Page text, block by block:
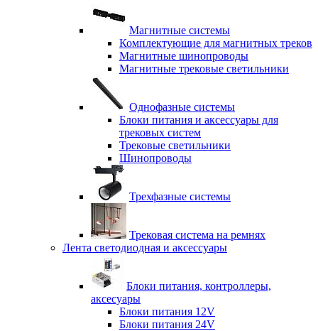
Магнитные системы
Комплектующие для магнитных треков
Магнитные шинопроводы
Магнитные трековые светильники
Однофазные системы
Блоки питания и аксессуары для
трековых систем
Трековые светильники
Шинопроводы
Трехфазные системы
Трековая система на ремнях
Лента светодиодная и аксессуары
Блоки питания, контроллеры,
аксесуары
Блоки питания 12V
Блоки питания 24V